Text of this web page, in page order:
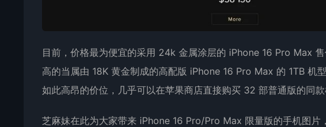
目前，价格最为便宜的采用 24k 金属涂层的 iPhone 16 Pro Max
高的当属由 18K 黄金制成的高配版 iPhone 16 Pro Max 的 1TB 机
如此高昂的价位，几乎可以在苹果商店直接购买 32 部普通版的同款
芝麻妹在此为大家带来 iPhone 16 Pro/Pro Max 限量版的手机图片